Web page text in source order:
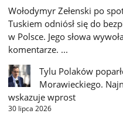
Wołodymyr Zełenski po
Tuskiem odniósł się do
w Polsce. Jego słowa
komentarze. ...
Tylu Polaków
Morawieckiego.
wskazuje wprost
30 lipca 2026